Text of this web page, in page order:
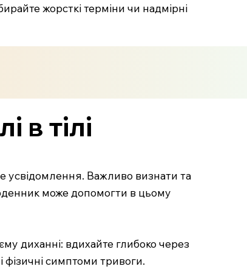
жорсткі терміни чи надмірні
в тілі
усвідомлення. Важливо визнати та
може допомогти в цьому
диханні: вдихайте глибоко через
фізичні симптоми тривоги.